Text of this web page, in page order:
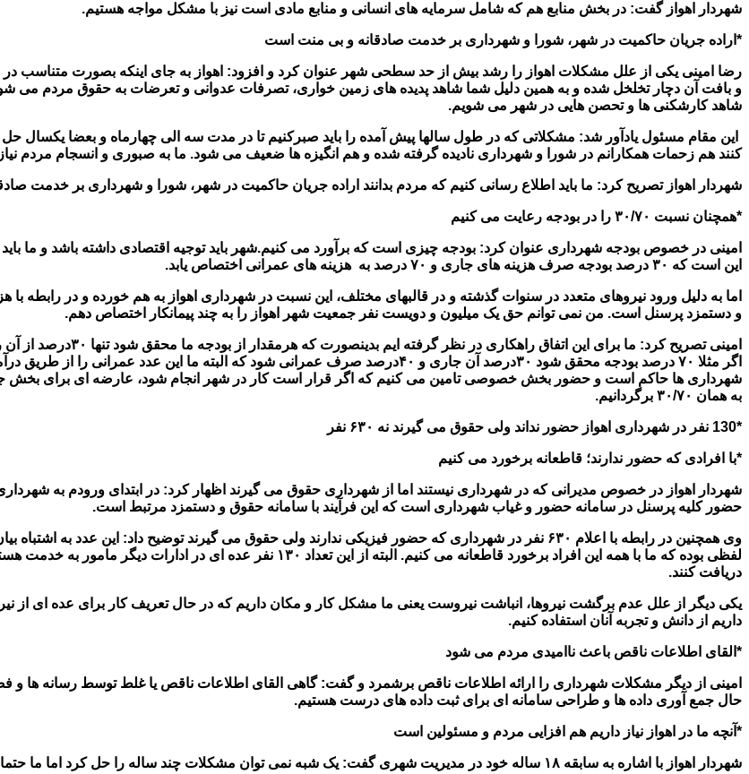
شهردار اهواز گفت: در بخش منابع هم که شامل سرمایه های انسانی و منابع مادی است نیز با مشکل مواجه هستیم.
*اراده جریان حاکمیت در شهر، شورا و شهرداری بر خدمت صادقانه و بی منت است
رضا امینی یکی از علل مشکلات اهواز را رشد بیش از حد سطحی شهر عنوان کرد و افزود: اهواز به جای اینکه بصورت
و بافت آن دچار تخلخل شده و به همین دلیل شما شاهد پدیده های زمین خواری، تصرفات عدوانی و تعرضات به حقوق مردم می
شاهد کارشکنی ها و تحصن هایی در شهر می شویم.
این مقام مسئول یادآور شد: مشکلاتی که در طول سالها پیش آمده را باید صبرکنیم تا در مدت سه الی چهارماه و بعضا یکسال
کنند هم زحمات همکارانم در شورا و شهرداری نادیده گرفته شده و هم انگیزه ها ضعیف می شود. ما به صبوری و انسجام مردم نیاز
شهردار اهواز تصریح کرد: ما باید اطلاع رسانی کنیم که مردم بدانند اراده جریان حاکمیت در شهر، شورا و شهرداری بر خدمت
*همچنان نسبت ۳۰/۷۰ را در بودجه رعایت می کنیم
امینی در خصوص بودجه شهرداری عنوان کرد: بودجه چیزی است که برآورد می کنیم.شهر باید توجیه اقتصادی داشته باشد و ما
این است که ۳۰ درصد بودجه صرف هزینه های جاری و ۷۰ درصد به هزینه های عمرانی اختصاص یابد.
و دستمزد پرسنل است. من نمی توانم حق یک میلیون و دویست نفر جمعیت شهر اهواز را به چند پیمانکار اختصاص دهم.
امینی تصریح کرد: ما برای
اگر مثلا ۷۰ درصد بودجه محقق شود ۳۰درصد آن جاری و ۴۰درصد صرف عمرانی شود که البته ما این
شهرداری ها حاکم است و حضور بخش خصوصی تامین می کنیم که اگر قرار است کار در شهر انجام شود، عارضه ای برای بخش
به همان ۳۰/۷۰ برگردانیم.
*130 نفر در شهرداری اهواز حضور نداند ولی حقوق می گیرند نه ۶۳۰ نفر
*با افرادی که حضور ندارند؛ قاطعانه برخورد می کنیم
شهردار اهواز در خصوص مدیرانی که در شهرداری نیستند اما از شهرداری حقوق می گیرند اظهار کرد: در ابتدای ورودم به
حضور کلیه پرسنل در سامانه حضور و غیاب شهرداری است که این فرآیند با سامانه حقوق و دستمزد مرتبط است.
لفظی بوده که ما با همه این افراد برخورد قاطعانه می کنیم. البته از این تعداد
دریافت کنند.
یکی دیگر از علل عدم برگشت نیروها، انباشت نیروست یعنی ما مشکل کار و مکان داریم که در حال تعریف کار برای عده ای از
داریم از دانش و تجربه آنان استفاده کنیم.
*القای اطلاعات ناقص باعث ناامیدی مردم می شود
امینی از دیگر مشکلات شهرداری را ارائه اطلاعات ناقص برشمرد و گفت: گاهی القای اطلاعات ناقص یا غلط توسط رسانه ها
حال جمع آوری داده ها و طراحی سامانه ای برای ثبت داده های درست هستیم.
*آنچه ما در اهواز نیاز داریم هم افزایی مردم و مسئولین است
شهردار اهواز با اشاره به سابقه ۱۸ ساله خود در مدیریت شهری گفت: یک شبه نمی توان مشکلات چند ساله را حل کرد اما ما حتما در مسیر برای حل کردن قرار می گیریم.